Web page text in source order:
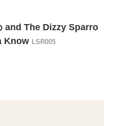
and The Dizzy Sparro
Know LSR005